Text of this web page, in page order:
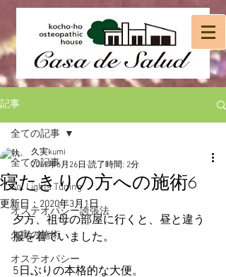
記事
全ての記事
Sol Lights Tuning
オステオパシー誇張法
久実の施術
オステオパシー
全ての記事
寝たきりの方への施術6
久実kumi
2019年6月26日 読了時間: 2分
更新日：2020年3月1日
夕方、祖母の部屋に行くと、昼と違う
服を着ていました。
5日ぶりの本格的な大便。